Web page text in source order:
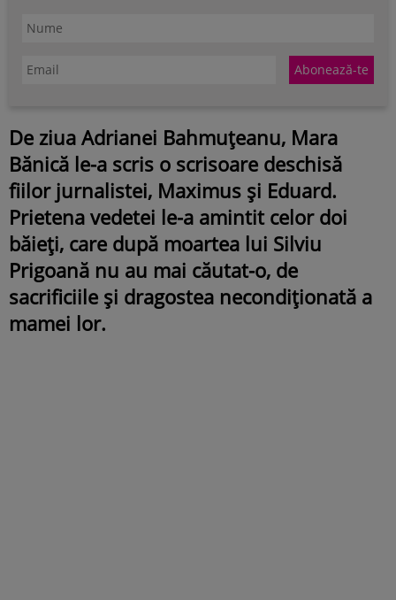
De ziua Adrianei Bahmuțeanu, Mara
Bănică le-a scris o scrisoare deschisă
fiilor jurnalistei, Maximus și Eduard.
Prietena vedetei le-a amintit celor doi
băieți, care după moartea lui Silviu
Prigoană nu au mai căutat-o, de
sacrificiile și dragostea necondiționată a
mamei lor.